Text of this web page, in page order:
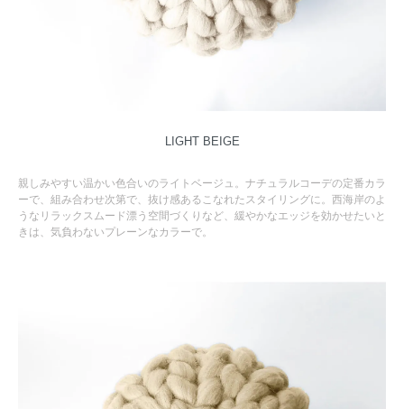
LIGHT BEIGE
親しみやすい温かい色合いのライトベージュ。ナチュラルコーデの定番カラ
ーで、組み合わせ次第で、抜け感あるこなれたスタイリングに。西海岸のよ
うなリラックスムード漂う空間づくりなど、緩やかなエッジを効かせたいと
きは、気負わないプレーンなカラーで。